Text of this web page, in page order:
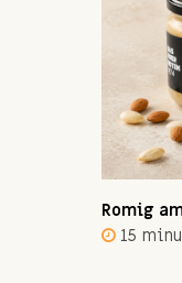
Romig
15